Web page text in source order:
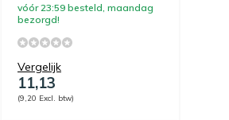
vóór 23:59 besteld, maandag
bezorgd!
Vergelijk
11,13
(9,20 Excl. btw)